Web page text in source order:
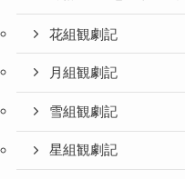
花組観劇記
月組観劇記
雪組観劇記
星組観劇記